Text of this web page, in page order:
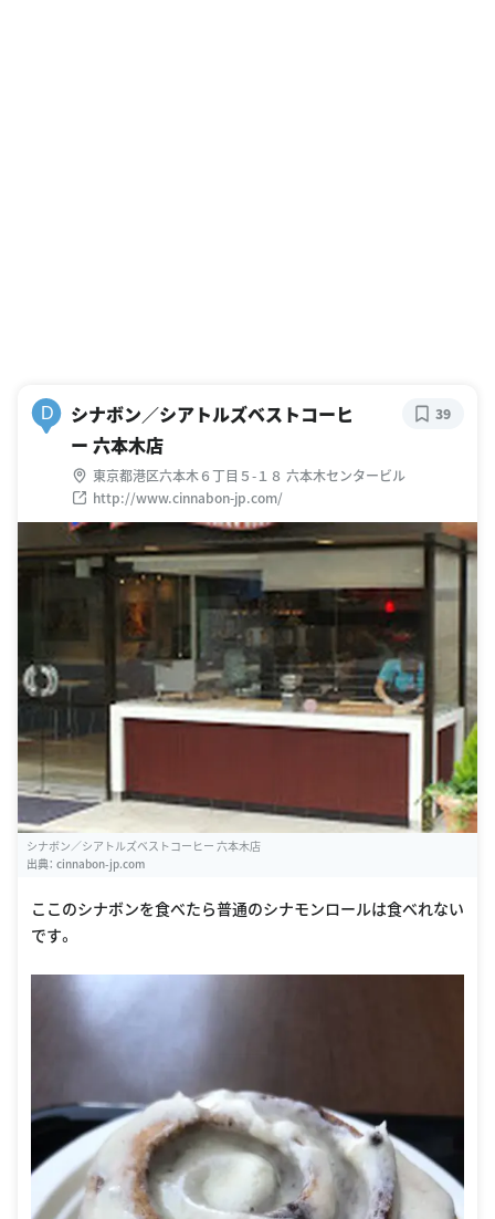
D
シナボン／シアトルズベストコーヒ
ー 六本木店
東京都港区六本木６丁目５-１８ 六本木センタービル
http://www.cinnabon-jp.com/
39
シナボン／シアトルズベストコーヒー 六本木店
出典： cinnabon-jp.com
ここのシナボンを食べたら普通のシナモンロールは食べれない
です。